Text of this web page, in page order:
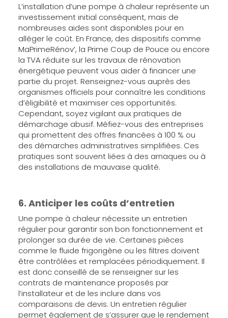
L’installation d’une pompe à chaleur représente un
investissement initial conséquent, mais de
nombreuses aides sont disponibles pour en
alléger le coût. En France, des dispositifs comme
MaPrimeRénov’, la Prime Coup de Pouce ou encore
la TVA réduite sur les travaux de rénovation
énergétique peuvent vous aider à financer une
partie du projet. Renseignez-vous auprès des
organismes officiels pour connaître les conditions
d’éligibilité et maximiser ces opportunités.
Cependant, soyez vigilant aux pratiques de
démarchage abusif. Méfiez-vous des entreprises
qui promettent des offres financées à 100 % ou
des démarches administratives simplifiées. Ces
pratiques sont souvent liées à des arnaques ou à
des installations de mauvaise qualité.
6. Anticiper les coûts d’entretien
Une pompe à chaleur nécessite un entretien
régulier pour garantir son bon fonctionnement et
prolonger sa durée de vie. Certaines pièces
comme le fluide frigorigène ou les filtres doivent
être contrôlées et remplacées périodiquement. Il
est donc conseillé de se renseigner sur les
contrats de maintenance proposés par
l’installateur et de les inclure dans vos
comparaisons de devis. Un entretien régulier
permet également de s’assurer que le rendement